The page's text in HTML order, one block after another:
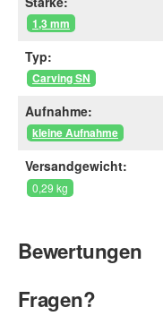
1,3 mm
Typ:
Carving SN
Aufnahme:
kleine Aufnahme
Versandgewicht:
0,29 kg
Bewertungen
Fragen?